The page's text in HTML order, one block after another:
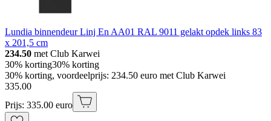
Lundia binnendeur Linj En AA01 RAL 9011 gelakt opdek links 83
x 201,5 cm
234.50 met Club Karwei
30% korting30% korting
30% korting, voordeelprijs: 234.50 euro met Club Karwei
335.00
Prijs: 335.00 euro